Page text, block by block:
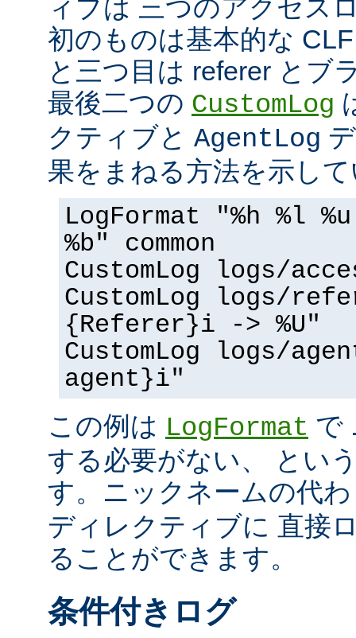
ィブは 三つのアクセス
初のものは基本的な
と三つ目は referer とブ
最後二つの CustomLog
クティブと AgentLog
果をまねる方法を示し
LogFormat "%h %l
%b" common
CustomLog logs/
CustomLog logs/
{Referer}i -> %U"
CustomLog logs/
agent}i"
この例は LogFormat で
する必要がない、 とい
す。ニックネームの代
ディレクティブに 直接
ることができます。
条件付きログ